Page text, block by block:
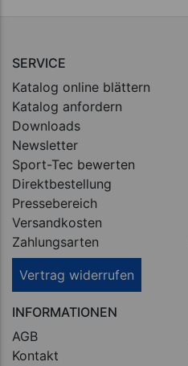
SERVICE
Katalog online blättern
Katalog anfordern
Downloads
Newsletter
Sport-Tec bewerten
Direktbestellung
Pressebereich
Versandkosten
Zahlungsarten
Vertrag widerrufen
INFORMATIONEN
AGB
Kontakt